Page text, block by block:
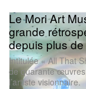
Le Mori Art
grande
depuis plus
Intitulée « All That
de quarante
l’artiste visionnaire.